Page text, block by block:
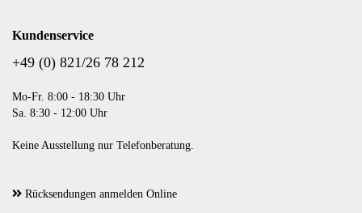
Kundenservice
+49 (0) 821/26 78 212
Mo-Fr. 8:00 - 18:30 Uhr
Sa. 8:30 - 12:00 Uhr
Keine Ausstellung nur Telefonberatung.
Rücksendungen anmelden Online